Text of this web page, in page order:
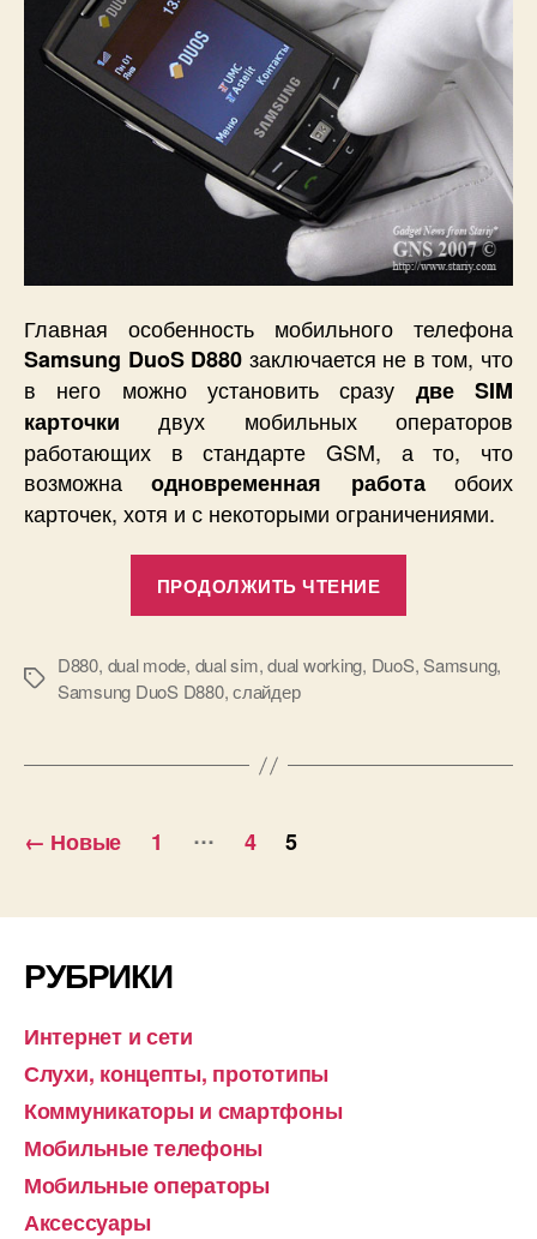
в
двух
GSM
сетях.
Как
это
работает?
Главная особенность мобильного телефона
Samsung DuoS D880 заключается не в том, что
в него можно установить сразу две SIM
карточки двух мобильных операторов
работающих в стандарте GSM, а то, что
возможнаодновременная работаобоих
карточек, хотя и с некоторыми ограничениями.
ПРОДОЛЖИТЬ ЧТЕНИЕ
двух
работает?»
Метки
D880, dual mode, dual sim,dual working, DuoS,Samsung,
Samsung DuoS D880,слайдер
Пагинация
← Новые 1 … 4 5
РУБРИКИ
Интернет и сети
Слухи, концепты, прототипы
Коммуникаторы и смартфоны
Мобильные телефоны
Мобильные операторы
Аксессуары